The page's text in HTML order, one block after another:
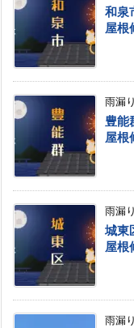
和泉
屋根
雨漏
豊能
屋根
雨漏
城東
屋根
雨漏